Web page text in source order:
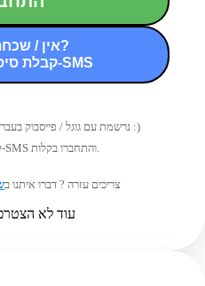
אין / שכחת סיסמה?
קבלת סיסמה חדשה ב-SMS
נרשמת עם גוגל / פייסבוק בעבר? מעכשיו מתחברים עם טלפון :)
קבלו סיסמה חדשה ב-SMS והתחברו בקלות.
צריכים עזרה ? דברו איתנו ב
עוד לא